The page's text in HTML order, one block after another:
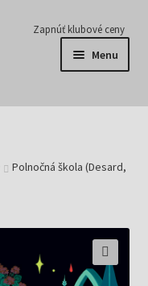
Preskočiť
navigáciu
Preskočiť
obsah
Zapnúť klubové ceny
Menu
Polnočná škola (Desard,